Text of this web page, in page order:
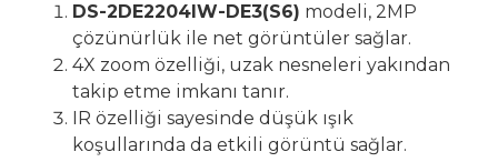
DS-2DE2204IW-DE3(S6) modeli, 2MP
çözünürlük ile net görüntüler sağlar.
4X zoom özelliği, uzak nesneleri yakından
takip etme imkanı tanır.
IR özelliği sayesinde düşük ışık
koşullarında da etkili görüntü sağlar.